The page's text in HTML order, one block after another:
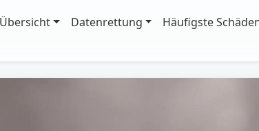
Übersicht Datenrettung Häufigste